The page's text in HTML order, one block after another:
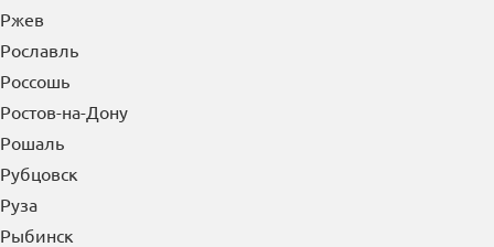
Ревда
Реутов
Ржев
Рославль
Россошь
Ростов-на-Дону
Рошаль
Рубцовск